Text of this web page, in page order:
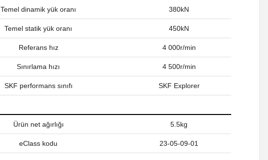
Temel dinamik yük oranı 380kN
Temel statik yük oranı 450kN
Referans hız 4 000r/min
Sınırlama hızı 4 500r/min
SKF performans sınıfı SKF Explorer
Ürün net ağırlığı 5.5kg
eClass kodu 23-05-09-01